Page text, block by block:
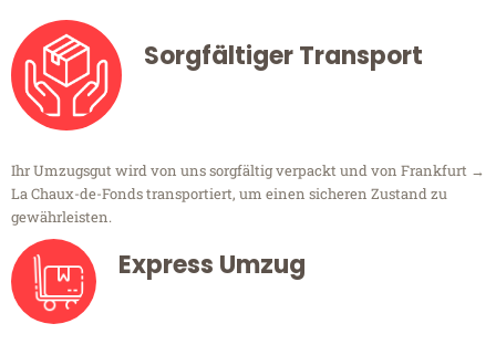
Sorgfältiger Transport
Ihr Umzugsgut wird von uns sorgfältig verpackt und von Frankfurt →
La Chaux-de-Fonds transportiert, um einen sicheren Zustand zu
gewährleisten.
Express Umzug